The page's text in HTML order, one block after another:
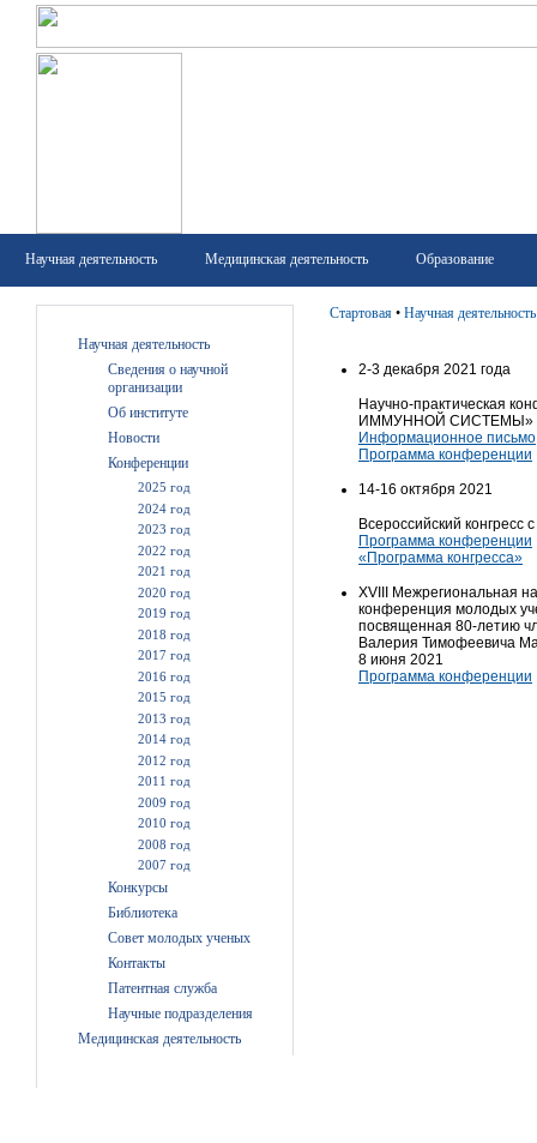
Научная деятельность Медицинская деятельность Образование
Научная деятельность
Сведения о научной
организации
Об институте
Новости
Конференции
2025 год
2024 год
2023 год
2022 год
2021 год
2020 год
2019 год
2018 год
2017 год
2016 год
2015 год
2013 год
2014 год
2012 год
2011 год
2009 год
2010 год
2008 год
2007 год
Конкурсы
Библиотека
Совет молодых ученых
Контакты
Патентная служба
Научные подразделения
Медицинская деятельность
Стартовая • Научная деятельность
2-3 декабря 2021 года
Научно-практическая
ИММУННОЙ СИСТЕМЫ»
Информационное письмо
Программа конференции
14-16 октября 2021
Всероссийский
Программа конференции
«Программа конгресса»
XVIII Межрегиональная
конференция молодых
посвященная 80-летию
Валерия Тимофеевича
8 июня 2021
Программа конференции